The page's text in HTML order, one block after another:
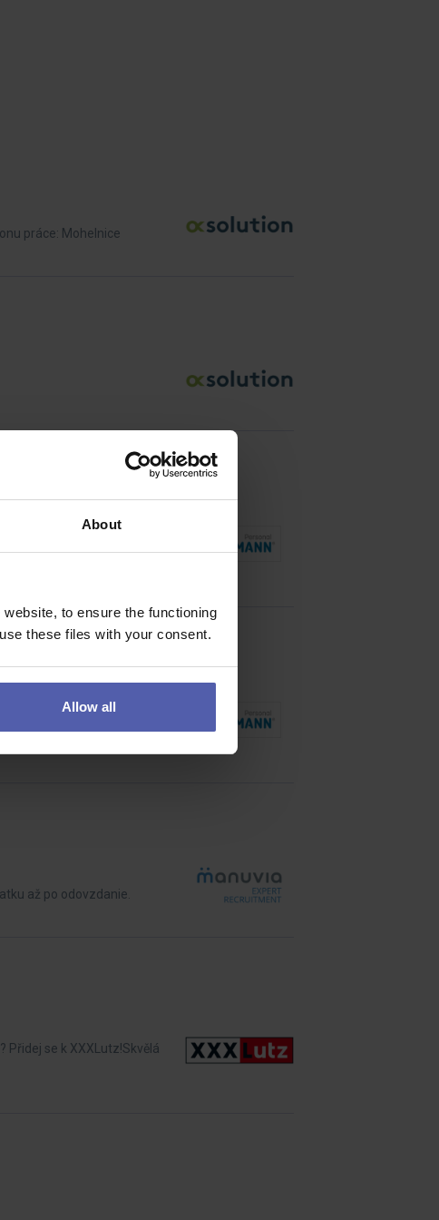
About
to ensure the functioning
these files with your consent.
Allow all
práce: Mohelnice
bude dělat jen
být, pocítí to celý
až po odovzdanie.
Přidej se k XXXLutz!Skvělá